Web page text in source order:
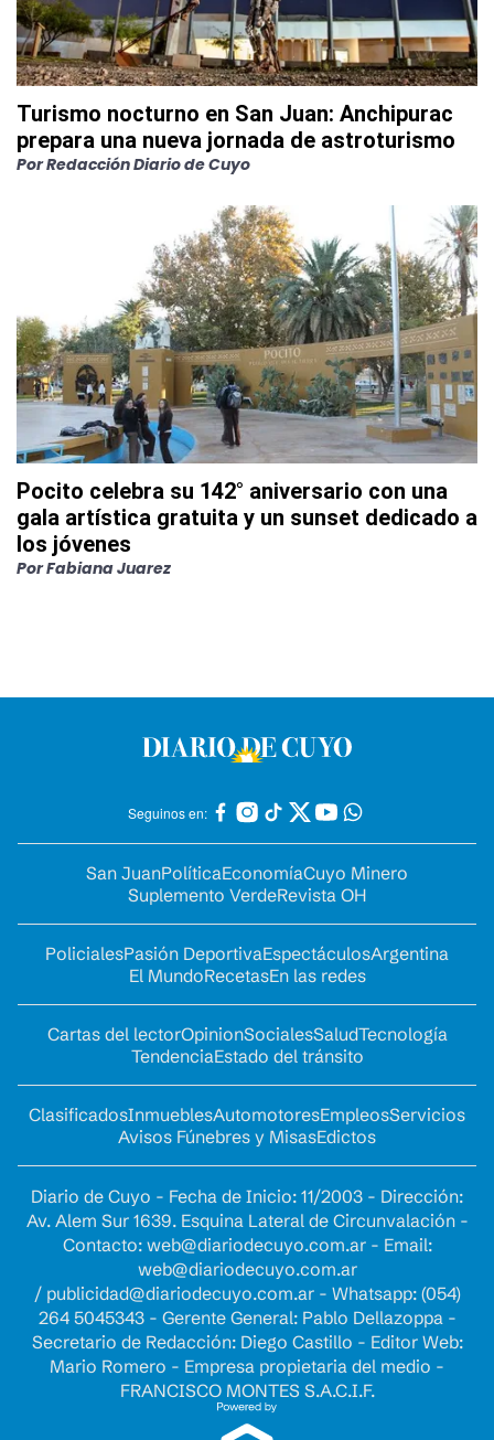
Turismo nocturno en San Juan: Anchipurac
prepara una nueva jornada de astroturismo
PorRedacción Diario de Cuyo
Pocito celebra su 142° aniversario con una
gala artística gratuita y un sunset dedicado a
los jóvenes
PorFabiana Juarez
Seguinos en:
San JuanPolíticaEconomíaCuyo Minero
Suplemento VerdeRevista OH
PolicialesPasión DeportivaEspectáculosArgentina
El MundoRecetasEn las redes
Cartas del lectorOpinionSocialesSaludTecnología
TendenciaEstado del tránsito
ClasificadosInmueblesAutomotoresEmpleosServicios
Avisos Fúnebres y MisasEdictos
Diario de Cuyo - Fecha de Inicio: 11/2003 - Dirección:
Av. Alem Sur 1639. Esquina Lateral de Circunvalación -
Contacto: web@diariodecuyo.com.ar- Email:
web@diariodecuyo.com.ar
/ publicidad@diariodecuyo.com.ar- Whatsapp: (054)
264 5045343 - Gerente General: Pablo Dellazoppa -
Secretario de Redacción: Diego Castillo - Editor Web:
Mario Romero - Empresa propietaria del medio -
FRANCISCO MONTES S.A.C.I.F.